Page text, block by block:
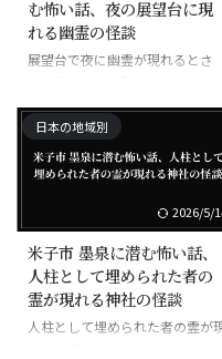
む怖い話、夜の展望台に現
れる幽霊の怪談
展望台で夜に幽霊が現れるとさ
日本の地域別
2026/5/
米子市 墨泉に潜む怖い話、
人柱として埋められた者の
霊が現れる神社の怪談
人柱として埋められた者の霊が